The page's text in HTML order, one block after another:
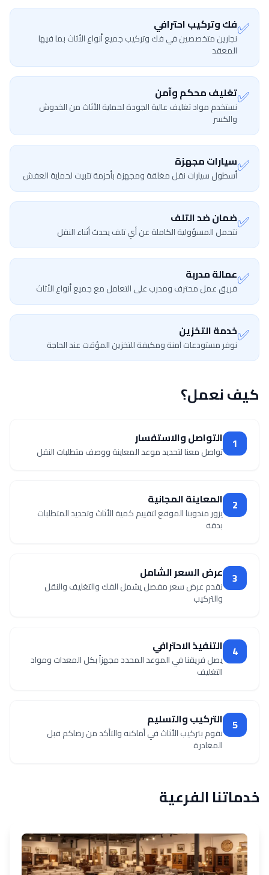
✅فك وتركيب احترافي
نجارين متخصصين في فك وتركيب جميع أنواع الأثاث بما فيها
المعقد
✅تغليف محكم وآمن
نستخدم مواد تغليف عالية الجودة لحماية الأثاث من الخدوش
والكسر
✅سيارات مجهزة
أسطول سيارات نقل مغلقة ومجهزة بأحزمة تثبيت لحماية العفش
✅ضمان ضد التلف
نتحمل المسؤولية الكاملة عن أي تلف يحدث أثناء النقل
✅عمالة مدربة
فريق عمل محترف ومدرب على التعامل مع جميع أنواع الأثاث
✅خدمة التخزين
نوفر مستودعات آمنة ومكيفة للتخزين المؤقت عند الحاجة
كيف نعمل؟
1 التواصل والاستفسار
تواصل معنا لتحديد موعد المعاينة ووصف متطلبات النقل
2 المعاينة المجانية
يزور مندوبنا الموقع لتقييم كمية الأثاث وتحديد المتطلبات
بدقة
3 عرض السعر الشامل
نقدم عرض سعر مفصل يشمل الفك والتغليف والنقل
والتركيب
4 التنفيذ الاحترافي
يصل فريقنا في الموعد المحدد مجهزاً بكل المعدات ومواد
التغليف
5 التركيب والتسليم
نقوم بتركيب الأثاث في أماكنه والتأكد من رضاكم قبل
المغادرة
خدماتنا الفرعية